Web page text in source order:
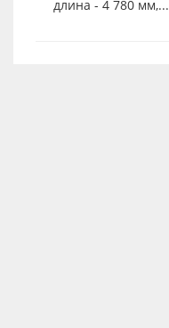
длина - 4 780 мм,...